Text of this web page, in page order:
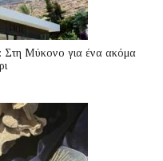
Μύκονο για ένα ακόμα